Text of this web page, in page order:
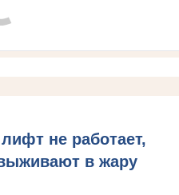
не работает,
в жару